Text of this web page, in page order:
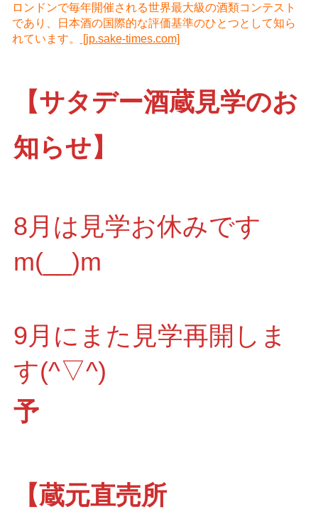
ロンドンで毎年開催される世界最大級の酒類コンテスト
であり、日本酒の国際的な評価基準のひとつとして知ら
れています。
[jp.sake-times.com]
【サタデー酒蔵見学のお
知らせ】
8月は見学お休みです
m(__)m
9月にまた見学再開しま
す(^▽^)
予
【蔵元直売所